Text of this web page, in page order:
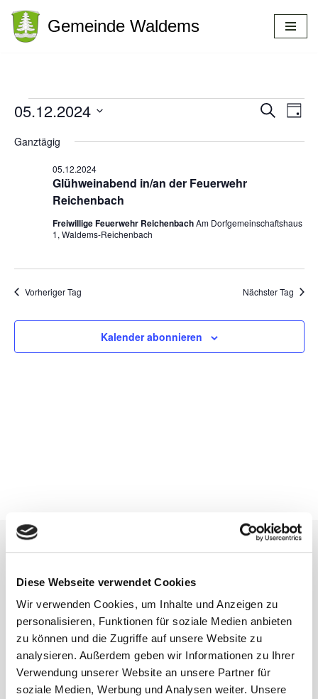
Diese Webseite verwendet Cookies
Wir verwenden Cookies, um Inhalte und Anzeigen zu
personalisieren, Funktionen für soziale Medien anbieten
zu können und die Zugriffe auf unsere Website zu
analysieren. Außerdem geben wir Informationen zu Ihrer
Verwendung unserer Website an unsere Partner für
soziale Medien, Werbung und Analysen weiter. Unsere
Zum
Gemeinde Waldems
Suche
Tag
05.12.2024
wählen.
Ganztägig
Glühweinabend in/an der Feuerwehr
Reichenbach
05.12.2024
Freiwillige Feuerwehr ReichenbachAm Dorfgemeinschaftshaus
1, Waldems-Reichenbach
Vorheriger Tag Nächster Tag
Kalender abonnieren
Kontakt
Gemeinde Waldems
Rathaus (Gemeindeverwaltung)
Schulgasse 2
65529 Waldems-Esch